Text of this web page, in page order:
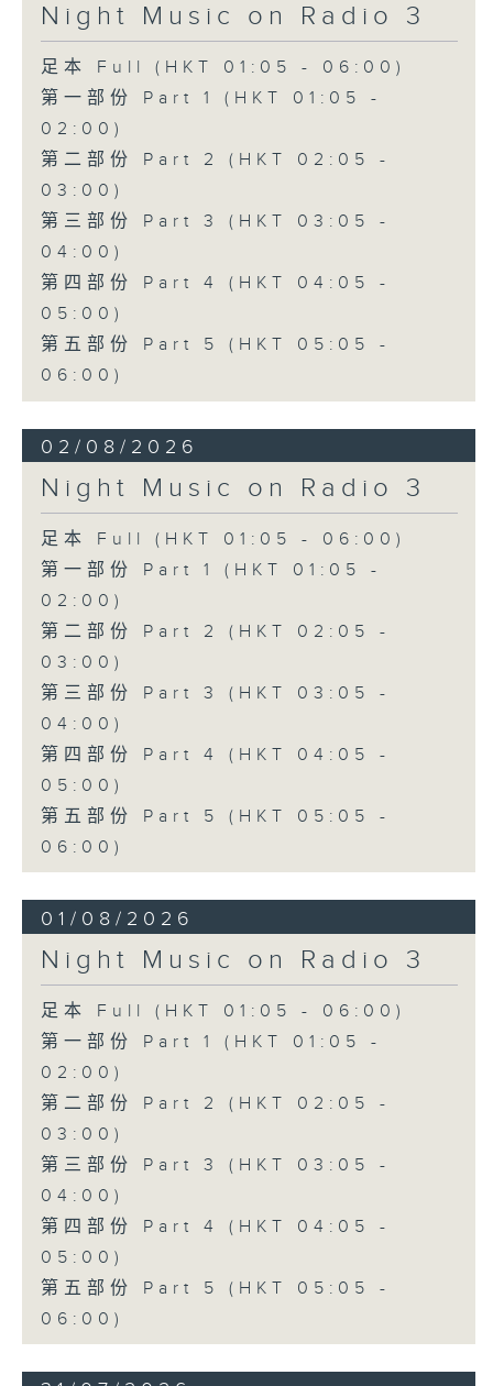
Night Music on Radio 3
足本 Full (HKT 01:05 - 06:00)
第一部份 Part 1 (HKT 01:05 -
02:00)
第二部份 Part 2 (HKT 02:05 -
03:00)
第三部份 Part 3 (HKT 03:05 -
04:00)
第四部份 Part 4 (HKT 04:05 -
05:00)
第五部份 Part 5 (HKT 05:05 -
06:00)
02/08/2026
Night Music on Radio 3
足本 Full (HKT 01:05 - 06:00)
第一部份 Part 1 (HKT 01:05 -
02:00)
第二部份 Part 2 (HKT 02:05 -
03:00)
第三部份 Part 3 (HKT 03:05 -
04:00)
第四部份 Part 4 (HKT 04:05 -
05:00)
第五部份 Part 5 (HKT 05:05 -
06:00)
01/08/2026
Night Music on Radio 3
足本 Full (HKT 01:05 - 06:00)
第一部份 Part 1 (HKT 01:05 -
02:00)
第二部份 Part 2 (HKT 02:05 -
03:00)
第三部份 Part 3 (HKT 03:05 -
04:00)
第四部份 Part 4 (HKT 04:05 -
05:00)
第五部份 Part 5 (HKT 05:05 -
06:00)